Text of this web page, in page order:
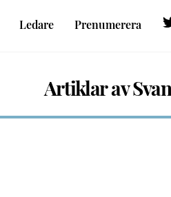
Ledare Prenumerera
Artiklar av